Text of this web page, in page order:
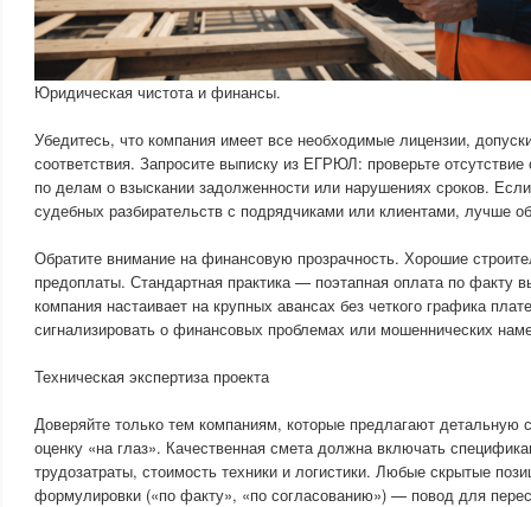
Юридическая чистота и финансы.
Убедитесь, что компания имеет все необходимые лицензии,
соответствия. Запросите выписку из ЕГРЮЛ: проверьте
по делам о взыскании задолженности или нарушениях сроков.
судебных разбирательств с подрядчиками или клиентами, лучше
Обратите внимание на финансовую прозрачность. Хорошие
предоплаты. Стандартная практика — поэтапная оплата по факту
компания настаивает на крупных авансах без четкого графика
сигнализировать о финансовых проблемах или мошеннических
Техническая экспертиза проекта
Доверяйте только тем компаниям, которые предлагают детальную
оценку «на глаз». Качественная смета должна включать
трудозатраты, стоимость техники и логистики. Любые скрытые
формулировки («по факту», «по согласованию») — повод для